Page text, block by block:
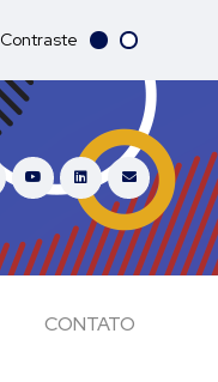
Contraste
CONTATO